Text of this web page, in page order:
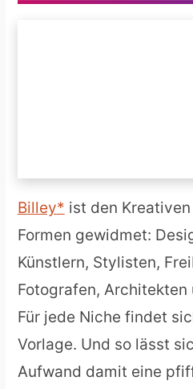
Billey
ist den
Formen gewidmet:
Künstlern, Stylisten,
Fotografen,
Für jede Niche findet
Vorlage. Und so lässt
Aufwand damit eine